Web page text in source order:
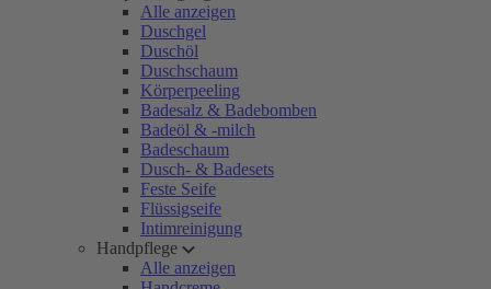
Alle anzeigen
Duschgel
Duschöl
Duschschaum
Körperpeeling
Badesalz & Badebomben
Badeöl & -milch
Badeschaum
Dusch- & Badesets
Feste Seife
Flüssigseife
Intimreinigung
Handpflege
Alle anzeigen